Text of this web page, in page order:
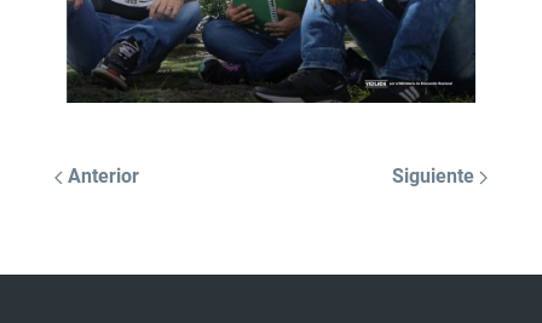
Anterior Siguiente